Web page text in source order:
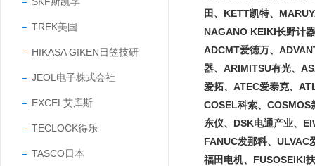
TREK美国
HIKASA GIKEN日笠技研
JEOL电子株式会社
EXCEL艾库斯
TECLOCK得乐
TASCO日本
田、KETT凯特、
NAGANO KEIKI长野计
ADCMT爱德万、
器、ARIMITSU有光、
爱拓、ATEC爱泰克、
COSEL科索、COSMOS
东仪、DSK电通产业、
FANUC发那科、
福田电机、FUSOSEIKI